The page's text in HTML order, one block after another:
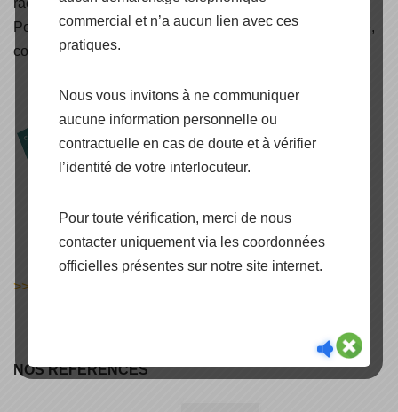
raccordées réseaux, autoconsommation avec stockage,
Peak Shaving & Back-Up, Air Solaire, lampadaire solaire,
container énergétique, carport et pergola solaire (..)
>> DECOUVRIR
NOS RÉFÉRENCES
commercial et n’a aucun lien avec ces
pratiques.
Nous vous invitons à ne communiquer
aucune information personnelle ou
contractuelle en cas de doute et à vérifier
l’identité de votre interlocuteur.
Pour toute vérification, merci de nous
contacter uniquement via les coordonnées
officielles présentes sur notre site internet.